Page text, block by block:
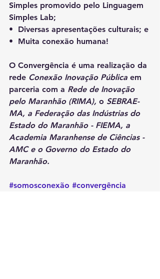
Simples promovido pelo Linguagem
Simples Lab;
•⁠  ⁠Diversas apresentações culturais; e
•⁠  ⁠Muita conexão humana!
O Convergência é uma realização da
rede Conexão Inovação Pública em
parceria com a Rede de Inovação
pelo Maranhão (RIMA), o SEBRAE-
MA, a Federação das Indústrias do
Estado do Maranhão - FIEMA, a
Academia Maranhense de Ciências -
AMC e o Governo do Estado do
Maranhão.
#somosconexão #convergência